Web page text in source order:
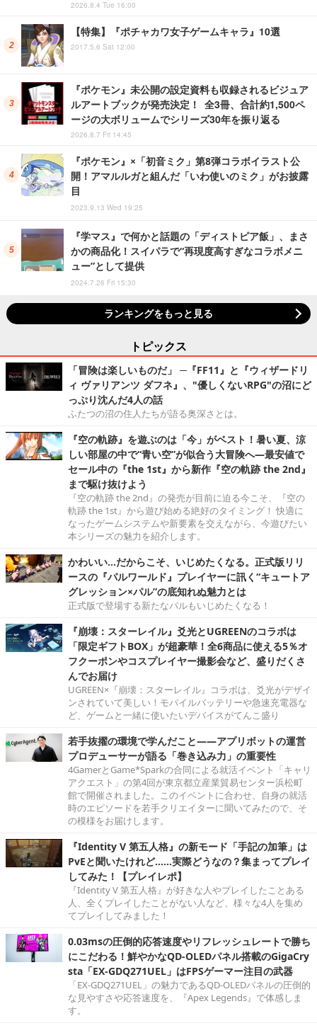
2026.8.4 Tue 16:00
【特集】『ポチャカワ女子ゲームキャラ』10選
2017.5.6 Sat 12:00
『ポケモン』未公開の設定資料も収録されるビジュア
ルアートブックが発売決定！ 全3冊、合計約1,500ペ
ージの大ボリュームでシリーズ30年を振り返る
2026.8.7 Fri 14:45
『ポケモン』×「初音ミク」第8弾コラボイラスト公
開！アマルルガと組んだ「いわ使いのミク」がお披露
目
2023.9.13 Wed 19:25
『学マス』で何かと話題の「ディストピア飯」、まさ
かの商品化！スイパラで“再現度高すぎなコラボメニ
ュー”として提供
2024.7.26 Fri 15:30
ランキングをもっと見る
トピックス
「冒険は楽しいものだ」 ─『FF11』と『ウィザードリ
ィ ヴァリアンツ ダフネ』、"優しくないRPG"の沼にど
っぷり沈んだ4人の話
ふたつの沼の住人たちが語る奥深さとは。
『空の軌跡』を遊ぶのは「今」がベスト！暑い夏、涼
しい部屋の中で“青い空”が似合う大冒険へ―最安値で
セール中の『the 1st』から新作『空の軌跡 the 2nd』
まで駆け抜けよう
『空の軌跡 the 2nd』の発売が目前に迫る今こそ、『空の
軌跡 the 1st』から遊び始める絶好のタイミング！ 快適に
なったゲームシステムや新要素を交えながら、今遊びたい
本シリーズの魅力を紹介します。
かわいい…だからこそ、いじめたくなる。正式版リリ
ースの『パルワールド』プレイヤーに訊く“キュートア
グレッション×パル”の底知れぬ魅力とは
正式版で登場する新たなパルもいじめたくなる！
『崩壊：スターレイル』爻光とUGREENのコラボは
「限定ギフトBOX」が超豪華！全6商品に使える5％オ
フクーポンやコスプレイヤー撮影会など、盛りだくさ
んでお届け
UGREEN×『崩壊：スターレイル』コラボは、爻光がデザイ
ンされていて美しい！モバイルバッテリーや急速充電器な
ど、ゲームと一緒に使いたいデバイスがてんこ盛り
若手抜擢の環境で学んだこと――アプリボットの運営
プロデューサーが語る「巻き込み力」の重要性
4GamerとGame*Sparkの合同による就活イベント「キャリ
アクエスト」の第4回が東京都立産業貿易センター浜松町
館で開催されました。このイベントに合わせ、自身の就活
時のエピソードを若手クリエイターに聞いてみたので、そ
の模様をお届けします。
『Identity V 第五人格』の新モード「手記の加筆」は
PvEと聞いたけれど……実際どうなの？集まってプレイ
してみた！【プレイレポ】
『Identity V 第五人格』が好きな人やプレイしたことある
人、全くプレイしたことがない人など、様々な4人を集め
てプレイしてみました！
0.03msの圧倒的応答速度やリフレッシュレートで勝ち
にこだわる！鮮やかなQD-OLEDパネル搭載のGigaCry
sta「EX-GDQ271UEL」はFPSゲーマー注目の武器
「EX-GDQ271UEL」の魅力であるQD-OLEDパネルの圧倒的
な見やすさや応答速度を、『Apex Legends』で体感しま
す。